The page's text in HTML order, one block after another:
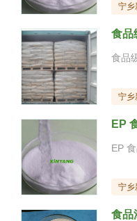
宁乡
食品
宁乡
EP
宁乡
食品